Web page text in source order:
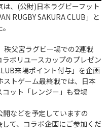
のご案内
、(公財)日本ラグビーフット
RUGBY SAKURA CLUB」と
秩父宮ラグビー場での2連戦
ボリユースカップのプレゼン
来場ポイント付与」を企画
ストゲーム最終戦では、日本
ット「レンジー」も登場
などを予定していますの
て、コラボ企画にご参加くだ